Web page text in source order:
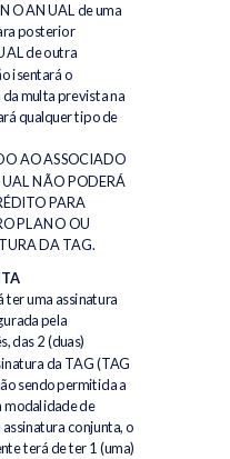
ANUAL de uma
posterior
de outra
isentará o
multa prevista na
qualquer tipo de
AO ASSOCIADO
NÃO PODERÁ
PARA
PLANO OU
DA TAG.
uma assinatura
pela
das 2 (duas)
da TAG (TAG
sendo permitida a
modalidade de
conjunta, o
terá de ter 1 (uma)